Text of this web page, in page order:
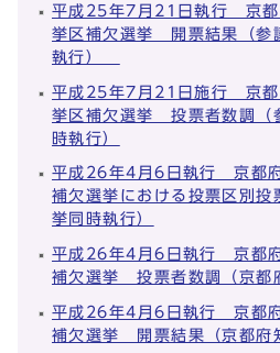
平成25年7月21日執行 京都
挙区補欠選挙 開票結果（参
執行）
平成25年7月21日施行 京都
挙区補欠選挙 投票者数調（
時執行）
平成26年4月6日執行 京都
補欠選挙における投票区別投
挙同時執行）
平成26年4月6日執行 京都
補欠選挙 投票者数調（京都
平成26年4月6日執行 京都
補欠選挙 開票結果（京都府